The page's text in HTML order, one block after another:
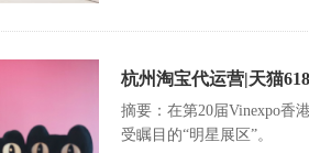
杭州淘宝代运营|天猫
摘要：在第20届Vinexpo香
受瞩目的“明星展区”。